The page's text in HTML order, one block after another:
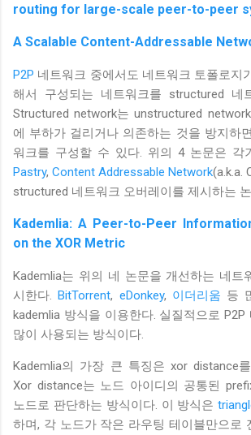
routing for large-scale peer-to-peer
A Scalable Content-Addressable
P2P 네트워크 중에서도 네트워크 토폴로지
해서 구성되는 네트워크를 structured 네
Structured network는 unstructured
에 부하가 걸리거나 의존하는 것을 방지하
워크를 구성할 수 있다. 위의 4 논문은 각
Pastry, Content Addressable Network(a.k.a.
structured 네트워크 오버레이를 제시하는
Kademlia: A Peer-to-Peer
on the XOR Metric
Kademlia는 위의 네 논문을 개선하는 네트
시한다.BitTorrent, eDonkey, 이더리움 등
kademlia 방식을 이용한다. 실질적으로
많이 사용되는 방식이다.
Kademlia의 가장 큰 특징은 xor distance
Xor distance는 노드 아이디의 공통된
노드로 판단하는 방식이다. 이 방식은
하며, 각 노드가 작은 라우팅 테이블만으로